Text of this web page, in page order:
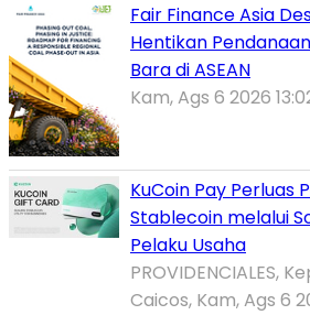
Fair Finance Asia
Hentikan
Bara di ASEAN
Kam, Ags 6 2026
KuCoin Pay Perluas
Stablecoin melalui
Pelaku Usaha
PROVIDENCIALES,
Caicos, Kam, Ags 6